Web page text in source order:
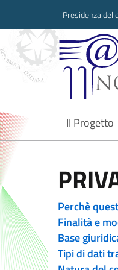
Presidenza del
Il Progetto
current
Perchè
Finalità e
Base
Tipi di dati